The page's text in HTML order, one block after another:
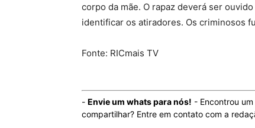
corpo da mãe. O rapaz deverá ser
identificar os atiradores. Os criminosos
Fonte: RICmais TV
- Envie um whats para nós! - Encontrou
compartilhar? Entre em contato com a